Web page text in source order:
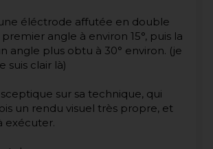
éléctrode affutée en double
angle à environ 15°, puis la
angle plus obtu à 30° environ. (je
suis clair là)
sur sa technique, qui
un rendu visuel très propre, et
exécuter.